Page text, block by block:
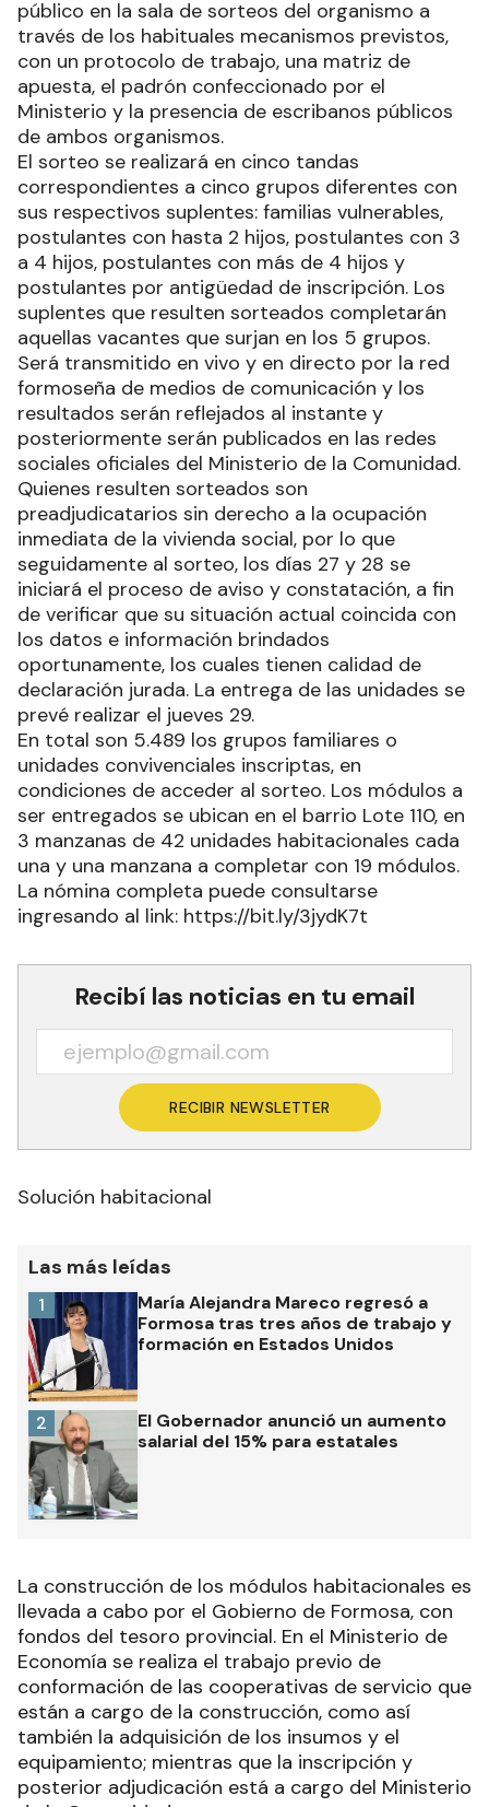
público en la sala de sorteos del organismo a
través de los habituales mecanismos previstos,
con un protocolo de trabajo, una matriz de
apuesta, el padrón confeccionado por el
Ministerio y la presencia de escribanos públicos
de ambos organismos.
El sorteo se realizará en cinco tandas
correspondientes a cinco grupos diferentes con
sus respectivos suplentes: familias vulnerables,
postulantes con hasta 2 hijos, postulantes con 3
a 4 hijos, postulantes con más de 4 hijos y
postulantes por antigüedad de inscripción. Los
suplentes que resulten sorteados completarán
aquellas vacantes que surjan en los 5 grupos.
Será transmitido en vivo y en directo por la red
formoseña de medios de comunicación y los
resultados serán reflejados al instante y
posteriormente serán publicados en las redes
sociales oficiales del Ministerio de la Comunidad.
Quienes resulten sorteados son
preadjudicatarios sin derecho a la ocupación
inmediata de la vivienda social, por lo que
seguidamente al sorteo, los días 27 y 28 se
iniciará el proceso de aviso y constatación, a fin
de verificar que su situación actual coincida con
los datos e información brindados
oportunamente, los cuales tienen calidad de
declaración jurada. La entrega de las unidades se
prevé realizar el jueves 29.
En total son 5.489 los grupos familiares o
unidades convivenciales inscriptas, en
condiciones de acceder al sorteo. Los módulos a
ser entregados se ubican en el barrio Lote 110, en
3 manzanas de 42 unidades habitacionales cada
una y una manzana a completar con 19 módulos.
La nómina completa puede consultarse
ingresando al link: https://bit.ly/3jydK7t
Recibí las noticias en tu email
RECIBIR NEWSLETTER
Solución habitacional
Las más leídas
María Alejandra Mareco regresó a
Formosa tras tres años de trabajo y
formación en Estados Unidos
1
El Gobernador anunció un aumento
salarial del 15% para estatales
2
La construcción de los módulos habitacionales es
llevada a cabo por el Gobierno de Formosa, con
fondos del tesoro provincial. En el Ministerio de
Economía se realiza el trabajo previo de
conformación de las cooperativas de servicio que
están a cargo de la construcción, como así
también la adquisición de los insumos y el
equipamiento; mientras que la inscripción y
posterior adjudicación está a cargo del Ministerio